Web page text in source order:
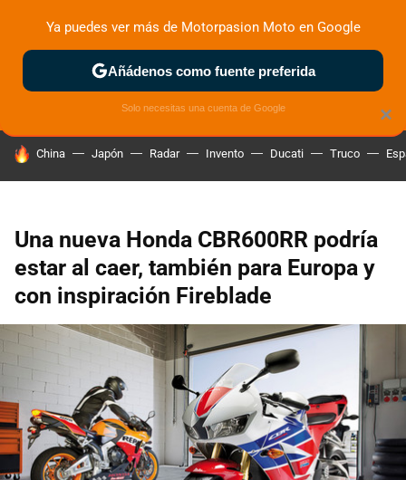
ZONA DE PRUEBAS DEPORTIVAS MOTOS ELÉCTRICAS
HOY SE HABLA DE
China Japón Radar Invento Ducati Truco
Una nueva Honda CBR600RR podría
estar al caer, también para Europa y
con inspiración Fireblade
×
Ya puedes ver más de Motorpasion Moto en Google
Añádenos como fuente preferida
Solo necesitas una cuenta de Google